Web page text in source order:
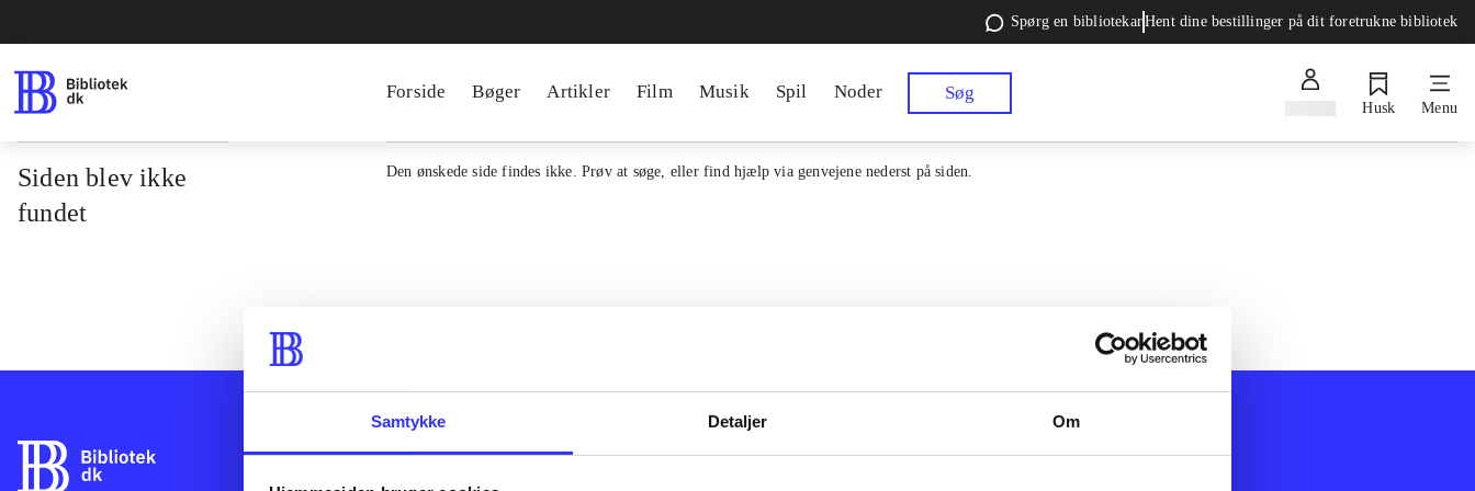
Samtykke Detaljer Om
Spørg en bibliotekarHent dine bestillinger på dit foretrukne bibliotek
Forside Bøger Artikler Film Musik Spil Noder Søg
Husk Menu
Siden blev ikke
fundet
Den ønskede side findes ikke. Prøv at søge, eller find hjælp via genvejene nederst på siden.
Bibliotek.dk er en samlet indgang til alle danske
Kontakt os Afdelinger